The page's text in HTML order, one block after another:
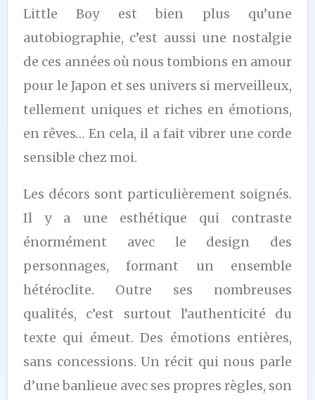
Little Boy est bien plus qu’une
autobiographie, c’est aussi une nostalgie
de ces années où nous tombions en amour
pour le Japon et ses univers si merveilleux,
tellement uniques et riches en émotions,
en rêves… En cela, il a fait vibrer une corde
sensible chez moi.
Les décors sont particulièrement soignés.
Il y a une esthétique qui contraste
énormément avec le design des
personnages, formant un ensemble
hétéroclite. Outre ses nombreuses
qualités, c’est surtout l’authenticité du
texte qui émeut. Des émotions entières,
sans concessions. Un récit qui nous parle
d’une banlieue avec ses propres règles, son